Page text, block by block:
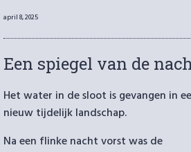
Geplaatst
april 8, 2025
Een spiegel van de
Het water in de sloot is gevangen in
nieuw tijdelijk landschap.
Na een flinke nacht vorst was de